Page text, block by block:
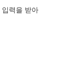
력을 받아